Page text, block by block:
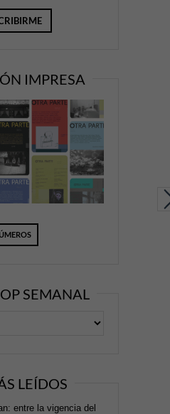
IMPRESA
OP SEMANAL
LEÍDOS
entre la vigencia del